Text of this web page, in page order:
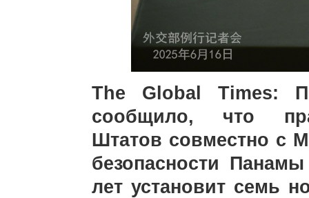
The Global Times:
сообщило, что
Штатов совместно с
безопасности
лет установит семь